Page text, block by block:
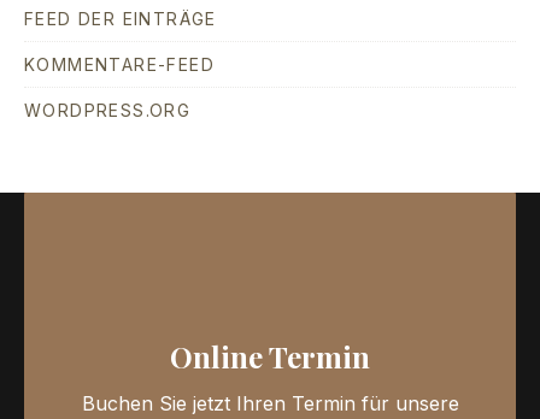
FEED DER EINTRÄGE
KOMMENTARE-FEED
WORDPRESS.ORG
Online Termin
Buchen Sie jetzt Ihren Termin für unsere